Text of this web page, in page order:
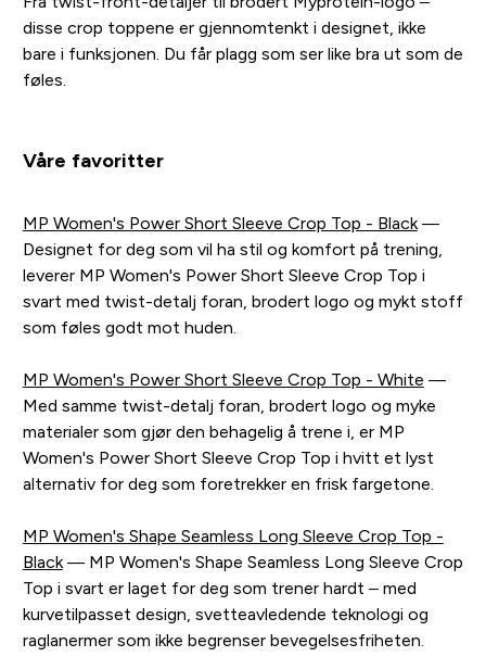
disse crop toppene er gjennomtenkt i designet, ikke
bare i funksjonen. Du får plagg som ser like bra ut som de
føles.
Våre favoritter
MP Women's Power Short Sleeve Crop Top - Black—
Designet for deg som vil ha stil og komfort på trening,
leverer MP Women's Power Short Sleeve Crop Top i
svart med twist-detalj foran, brodert logo og mykt stoff
som føles godt mot huden.
MP Women's Power Short Sleeve Crop Top - White —
Med samme twist-detalj foran, brodert logo og myke
materialer som gjør den behagelig å trene i, er MP
Women's Power Short Sleeve Crop Top i hvitt et lyst
alternativ for deg som foretrekker en frisk fargetone.
MP Women's Shape Seamless Long Sleeve Crop Top -
Black— MP Women's Shape Seamless Long Sleeve Crop
Top i svart er laget for deg som trener hardt – med
kurvetilpasset design, svetteavledende teknologi og
raglanermer som ikke begrenser bevegelsesfriheten.